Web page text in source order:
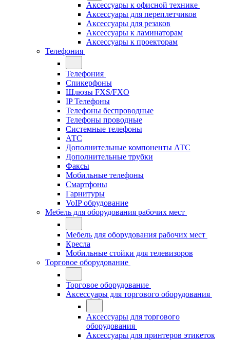
Аксессуары к офисной технике
Аксессуары для переплетчиков
Аксессуары для резаков
Аксессуары к ламинаторам
Аксессуары к проекторам
Телефония
Телефония
Спикерфоны
Шлюзы FXS/FXO
IP Телефоны
Телефоны беспроводные
Телефоны проводные
Системные телефоны
АТС
Дополнительные компоненты АТС
Дополнительные трубки
Факсы
Мобильные телефоны
Смартфоны
Гарнитуры
VoIP обрудование
Мебель для оборудования рабочих мест
Мебель для оборудования рабочих мест
Кресла
Мобильные стойки для телевизоров
Торговое оборудование
Торговое оборудование
Аксессуары для торгового оборудования
Аксессуары для торгового
оборудования
Аксессуары для принтеров этикеток